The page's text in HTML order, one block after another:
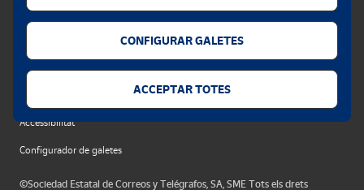
Política de galetes
Privacitat web
Accessibilitat
Configurador de galetes
©Sociedad Estatal de Correos y Telégrafos, SA, SME Tots els drets
CONFIGURAR GALETES
ACCEPTAR TOTES